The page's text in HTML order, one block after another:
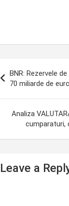
BNR: Rezervele
70 miliarde de euro
Analiza
cumparaturi,
Leave a